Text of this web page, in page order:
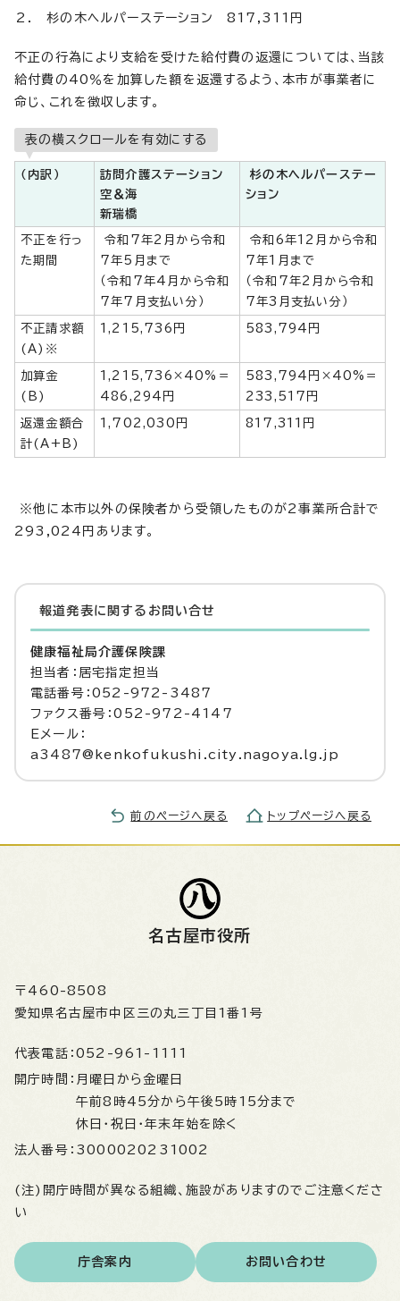
杉の木ヘルパーステーション 817,311円
不正の行為により支給を受けた給付費の返還については、当該
給付費の40％を加算した額を返還するよう、本市が事業者に
命じ、これを徴収します。
表の横スクロールを有効にする
（内訳）
訪問介護ステーション
空＆海
新瑞橋
杉の木ヘルパーステー
ション
不正を行っ
た期間
令和7年2月から令和
7年5月まで
（令和7年4月から令和
7年7月支払い分）
令和6年12月から令和
7年1月まで
（令和7年2月から令和
7年3月支払い分）
不正請求額
(A)※
1,215,736円 583,794円
加算金
(B)
1,215,736×40%＝
486,294円
583,794円×40%＝
233,517円
返還金額合
計(A+B)
1,702,030円 817,311円
※他に本市以外の保険者から受領したものが2事業所合計で
293,024円あります。
報道発表に関するお問い合せ
健康福祉局介護保険課
担当者：居宅指定担当
電話番号：052-972-3487
ファクス番号：052-972-4147
Eメール：
a3487@kenkofukushi.city.nagoya.lg.jp
前のページへ戻る トップページへ戻る
名古屋市役所
〒460-8508
愛知県名古屋市中区三の丸三丁目1番1号
代表電話： 052-961-1111
開庁時間： 月曜日から金曜日
午前8時45分から午後5時15分まで
休日・祝日・年末年始を除く
法人番号： 3000020231002
(注)開庁時間が異なる組織、施設がありますのでご注意くださ
い
庁舎案内 お問い合わせ